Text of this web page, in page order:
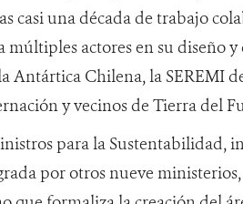
casi una década de trabajo
múltiples actores en su diseño
Antártica Chilena, la SEREMI
y vecinos de Tierra del
para la Sustentabilidad,
por otros nueve